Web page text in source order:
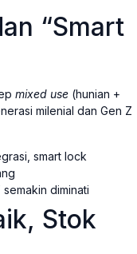
“Smart
mixed use (hunian +
milenial dan Gen Z
smart lock
diminati
Stok